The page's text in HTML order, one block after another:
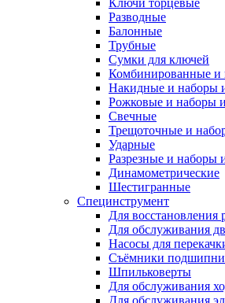
Ключи торцевые
Разводные
Балонные
Трубные
Сумки для ключей
Комбинированные и
Накидные и наборы
Рожковые и наборы
Свечные
Трещоточные и
Ударные
Разрезные и наборы
Динамометрические
Шестигранные
Специнструмент
Для восстановления
Для обслуживания
Насосы для
Съёмники
Шпильковерты
Для обслуживания
Для обслуживания